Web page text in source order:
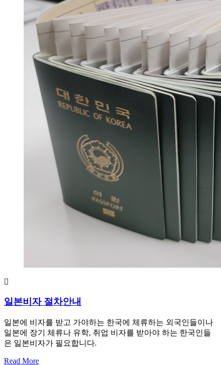
일본비자 절차안내
일본에 비자를 받고 가야하는 한국에 체류하는 외국인들이나
일본에 장기 체류나 유학, 취업 비자를 받아야 하는 한국인들
은 일본비자가 필요합니다.
Read More